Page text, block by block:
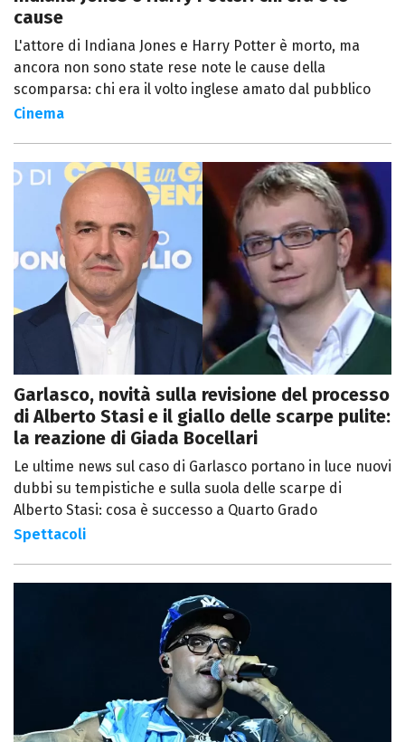
cause
L'attore di Indiana Jones e Harry Potter è morto, ma
ancora non sono state rese note le cause della
scomparsa: chi era il volto inglese amato dal pubblico
Cinema
Garlasco, novità sulla revisione del processo
di Alberto Stasi e il giallo delle scarpe pulite:
la reazione di Giada Bocellari
Le ultime news sul caso di Garlasco portano in luce nuovi
dubbi su tempistiche e sulla suola delle scarpe di
Alberto Stasi: cosa è successo a Quarto Grado
Spettacoli